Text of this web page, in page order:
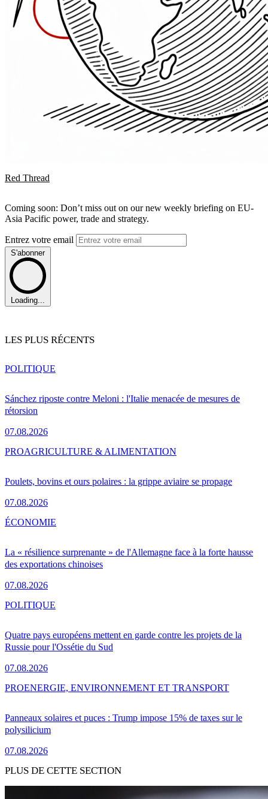
Red Thread
Coming soon: Don’t miss out on our new weekly briefing on EU-
Asia Pacific power, trade and strategy.
Entrez votre email
S'abonner
Loading...
LES PLUS RÉCENTS
Sánchez riposte contre Meloni : l'Italie menacée de mesures de
rétorsion
07.08.2026
POLITIQUE
Poulets, bovins et ours polaires : la grippe aviaire se propage
07.08.2026
PROAGRICULTURE & ALIMENTATION
La « résilience surprenante » de l'Allemagne face à la forte hausse
des exportations chinoises
07.08.2026
ÉCONOMIE
Quatre pays européens mettent en garde contre les projets de la
Russie pour l'Ossétie du Sud
07.08.2026
POLITIQUE
Panneaux solaires et puces : Trump impose 15% de taxes sur le
polysilicium
07.08.2026
PROENERGIE, ENVIRONNEMENT ET TRANSPORT
PLUS DE CETTE SECTION